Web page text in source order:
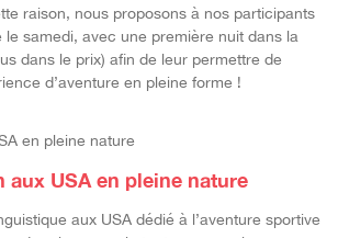
raison, nous proposons à nos participants
samedi, avec une première nuit dans la
dans le prix) afin de leur permettre de
d’aventure en pleine forme !
aux USA en pleine nature
aux USA dédié à l’aventure sportive